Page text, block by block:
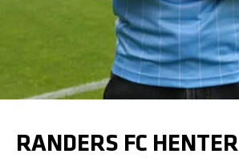
RANDERS FC HENTER